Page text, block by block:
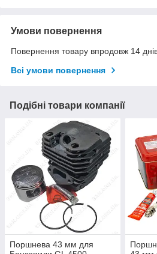
Умови повернення
Повернення товару впродовж 14
Всі умови повернення
Подібні товари компанії
Поршнева 43 мм для